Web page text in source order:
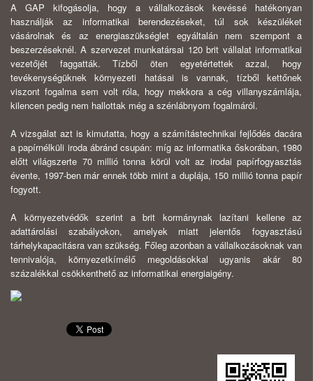
A GAP kifogásolja, hogy a vállalkozások kevéssé hatékonyan
használják az informatikai berendezéseket, túl sok készüléket
vásárolnak és az energiaszükséglet egyáltalán nem szempont a
beszerzéseknél. A szervezet munkatársai 120 brit vállalat informatikai
vezetőjét faggatták. Tízből öten egyetértettek azzal, hogy
tevékenységüknek környezeti hatásai is vannak, tízből kettőnek
viszont fogalma sem volt róla, hogy mekkora a cég villanyszámlája,
kilencen pedig nem hallottak még a szénlábnyom fogalmáról.
A vizsgálat azt is kimutatta, hogy a számítástechnikai fejlődés dacára
a papírnélküli iroda ábránd csupán: míg az informatika őskorában, 1980
előtt világszerte 70 millió tonna körül volt az irodai papírfogyasztás
évente, 1997-ben már ennek több mint a duplája, 150 millió tonna papír
fogyott.
A környezetvédők szerint a brit kormánynak lazítani kellene az
adattárolási szabályokon, amelyek miatt jelentős fogyasztású
tárhelykapacitásra van szükség. Főleg azonban a vállalkozásoknak van
tennivalója, környezetkímélő megoldásokkal ugyanis akár 80
százalékkal csökkenthető az informatikai energiaigény.